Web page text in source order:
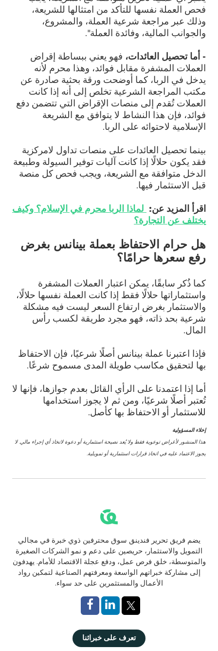
فحص العملة نفسها للتأكد من امتثالها للشريعة،
وذلك عبر مراجعة شرعية العملة، والمشروع،
والجوانب المالية، وفائدة العملة".
- أما تحصيل العائدات، فهو يعني ببساطة إقراض
العملات المشفرة مقابل فوائد، وهذا محرم لأنه
يدخل في الربا، كما أوضحت ورقة بحثية صادرة عن
مكتب المراجعة الشرعية تخلص إلى أنه إذا كانت
العملات تُقدم إلى منصات الإقراض التي تتضمن دفع
فوائد، فإن هذا النشاط لا يتوافق مع الشريعة
الإسلامية لاحتوائه على الربا.
بينما تحصيل العائدات على منصات تداول لامركزية
فقد يكون حلالًا إذا كانت آليات توفير السيولة وطبيعة
الدخل متوافقة مع الشريعة، ويجب فحص كل منصة
قبل الاستثمار فيها.
اقرأ المزيد عن: لماذا الربا محرم في الإسلام؟ وكيف
يختلف عن التجارة؟
هل حرام الاحتفاظ بعملة بينانس بغرض
رفع سعرها حرامًا؟
كما ذُكر سابقًا، يمكن اعتبار العملات المشفرة
واستثماراتها حلالًا فقط إذا كانت العملة نفسها حلالًا،
والاستثمار بغرض ارتفاع السعر ليست فيه مشكلة
شرعية بحد ذاته، فهو مجرد طريقة لكسب رأس
المال.
فإذا اعتبرنا عملة بينانس أصلًا شرعيًا، فإن الاحتفاظ
بها لتحقيق مكاسب طويلة المدى مسموح شرعًا.
أما إذا اعتمدنا على الرأي القائل بعدم جوازها، فإنها لا
تُعتبر أصلًا شرعيًا، ومن ثم لا يجوز استخدامها
للاستثمار أو الاحتفاظ بها كأصل.
إخلاء المسؤولية
هذا المنشور لأغراض توعوية فقط ولا يُعد نصيحة استثمارية أو دعوة لاتخاذ أي إجراء مالي. لا
يجوز الاعتماد عليه في اتخاذ قرارات استثمارية أو تمويلية.
يضم فريق تحرير فندينق سوق محترفين ذوي خبرة في مجالي
التمويل والاستثمار، حريصين على دعم و نمو الشركات الصغيرة
والمتوسطة، خلق فرص عمل، ودفع عجلة الاقتصاد للأمام. يهدفون
إلى مشاركة خبراتهم الواسعة ومعرفتهم الصناعية لتمكين رواد
الأعمال والمستثمرين على حد سواء.
تعرف على خبرائنا